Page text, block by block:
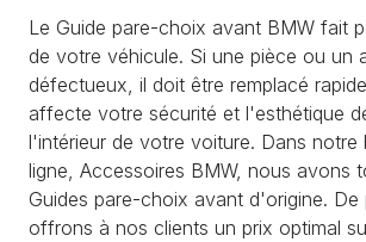
Le Guide pare-choix avant BMW fait
de votre véhicule. Si une pièce ou un
défectueux, il doit être remplacé
affecte votre sécurité et l'esthétique
l'intérieur de votre voiture. Dans notre
ligne, Accessoires BMW, nous avons
Guides pare-choix avant d'origine. De
offrons à nos clients un prix optimal